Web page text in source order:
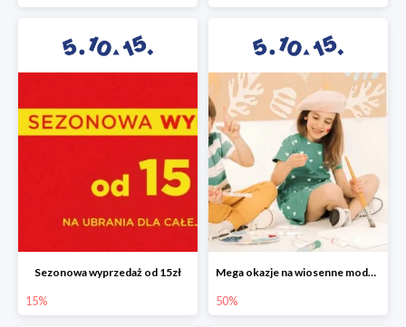
Sezonowa wyprzedaż od 15zł
15%
Mega okazje na wiosenne modele w 5.10.15 do -50%
50%